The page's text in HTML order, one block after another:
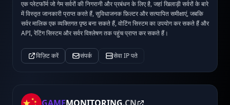
एक प्लेटफॉर्म जो गेम सर्वरों की निगरानी और प्रबंधन के लिए है, जहां खिलाड़ी सर्वरों के बारे
में विस्तृत जानकारी प्राप्त करते हैं, सुविधाजनक फ़िल्टर और सत्यापित समीक्षाएं, जबकि
सर्वर मालिक एक व्यक्तिगत पृष्ठ बना सकते हैं, वोटिंग सिस्टम का उपयोग कर सकते हैं और
API, रेटिंग सिस्टम और सर्वर विश्लेषण तक पहुंच प्राप्त कर सकते हैं।
विज़िट करें संपर्क सेवा IP पते